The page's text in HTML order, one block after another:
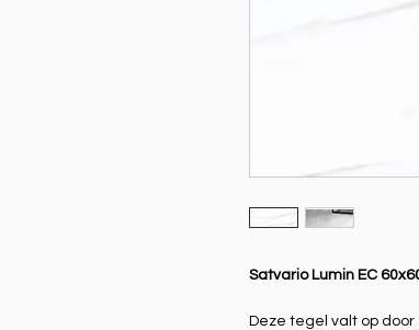
Satvario Lumin EC
Deze tegel valt op